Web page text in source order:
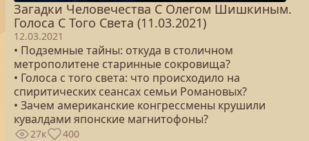
Загадки Человечества С Олегом Шишкиным.
Голоса С Того Света (11.03.2021)
12.03.2021
• Подземные тайны: откуда в столичном
метрополитене старинные сокровища?
• Голоса с того света: что происходило на
спиритических сеансах семьи Романовых?
• Зачем американские конгрессмены крушили
кувалдами японские магнитофоны?
27к 400